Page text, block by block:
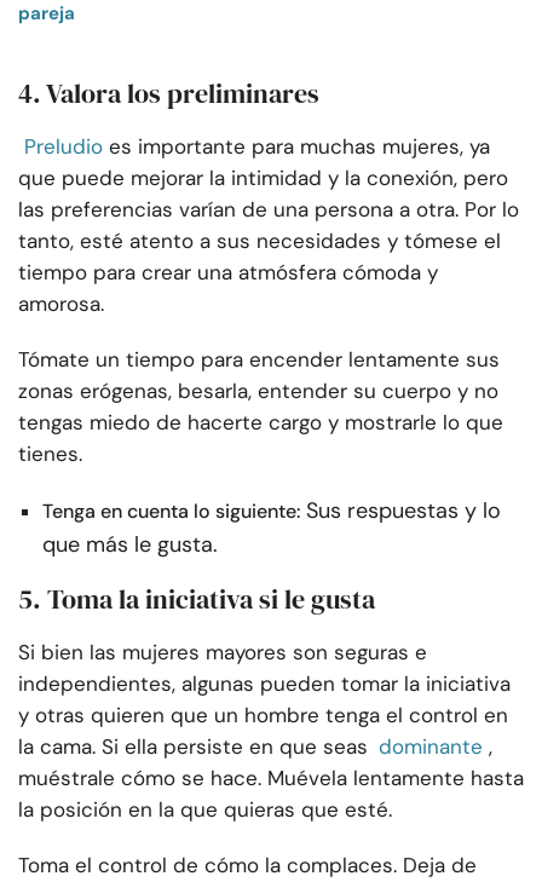
pareja
4. Valora los preliminares
Preludio es importante para muchas mujeres, ya
que puede mejorar la intimidad y la conexión, pero
las preferencias varían de una persona a otra. Por lo
tanto, esté atento a sus necesidades y tómese el
tiempo para crear una atmósfera cómoda y
amorosa.
Tómate un tiempo para encender lentamente sus
zonas erógenas, besarla, entender su cuerpo y no
tengas miedo de hacerte cargo y mostrarle lo que
tienes.
Tenga en cuenta lo siguiente: Sus respuestas y lo
que más le gusta.
5. Toma la iniciativa si le gusta
Si bien las mujeres mayores son seguras e
independientes, algunas pueden tomar la iniciativa
y otras quieren que un hombre tenga el control en
la cama. Si ella persiste en que seas dominante ,
muéstrale cómo se hace. Muévela lentamente hasta
la posición en la que quieras que esté.
Toma el control de cómo la complaces. Deja de